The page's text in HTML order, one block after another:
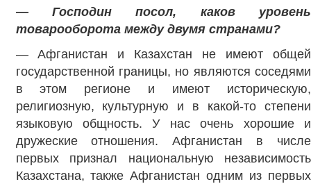
— Господин посол, каков уровень
товарооборота между двумя странами?
— Афганистан и Казахстан не имеют общей
государственной границы, но являются соседями
в этом регионе и имеют историческую,
религиозную, культурную и в какой-то степени
языковую общность. У нас очень хорошие и
дружеские отношения. Афганистан в числе
первых признал национальную независимость
Казахстана, также Афганистан одним из первых